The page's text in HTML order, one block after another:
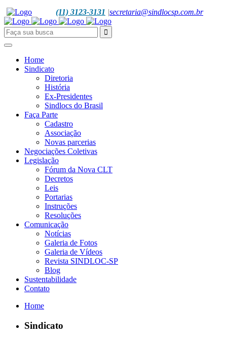
(11) 3123-3131 |secretaria@sindlocsp.com.br
Home
Sindicato
Diretoria
História
Ex-Presidentes
Sindlocs do Brasil
Faça Parte
Cadastro
Associação
Novas parcerias
Negociações Coletivas
Legislação
Fórum da Nova CLT
Decretos
Leis
Portarias
Instruções
Resoluções
Comunicação
Notícias
Galeria de Fotos
Galeria de Vídeos
Revista SINDLOC-SP
Blog
Sustentabilidade
Contato
Home
Sindicato